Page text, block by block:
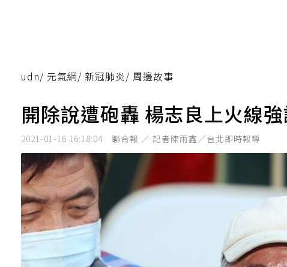
udn/ 元氣網/ 新冠肺炎/ 周邊故事
開除說遭砲轟 楊志良上火線
2021-01-16 16:18:04 聯合報 ／ 記者陳雨鑫／台北即時報導